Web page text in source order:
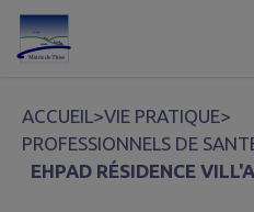
Contenu
ACCUEIL>VIE PRATIQUE>
PROFESSIONNELS DE
EHPAD RÉSIDENCE